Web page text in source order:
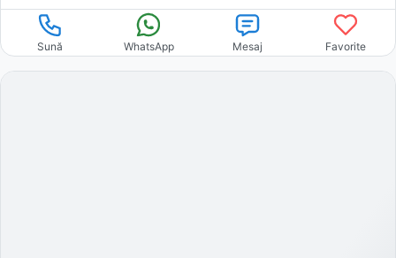
Sună WhatsApp Mesaj Favorite